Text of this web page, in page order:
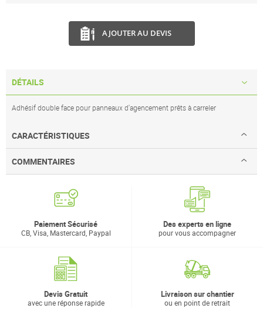
AJOUTER AU DEVIS
DÉTAILS
Adhésif double face pour panneaux d'agencement prêts à carreler
CARACTÉRISTIQUES
COMMENTAIRES
Paiement Sécurisé
CB, Visa, Mastercard, Paypal
Des experts en ligne
pour vous accompagner
Devis Gratuit
avec une réponse rapide
Livraison sur chantier
ou en point de retrait